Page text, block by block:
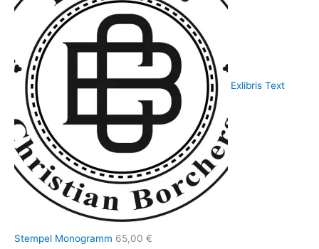
Exlibris Text
Stempel Monogramm 65,00 €